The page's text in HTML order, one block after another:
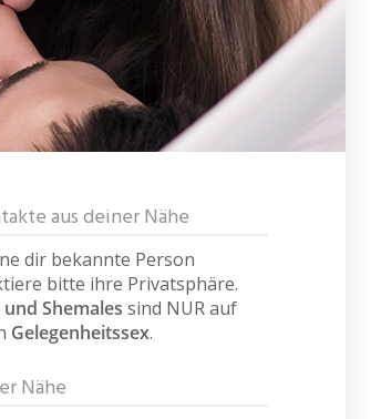
aus deiner Nähe
dir bekannte Person
bitte ihre Privatsphäre.
Shemales sind NUR auf
Gelegenheitssex.
Nähe